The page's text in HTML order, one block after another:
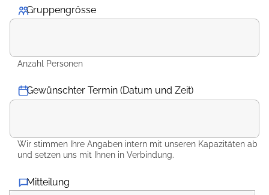
Gruppengrösse
Anzahl Personen
Gewünschter Termin (Datum und Zeit)
Wir stimmen Ihre Angaben intern mit unseren Kapazitäten ab
und setzen uns mit Ihnen in Verbindung.
Mitteilung